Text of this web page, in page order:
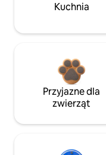
Kuchnia
Przyjazne dla
zwierząt